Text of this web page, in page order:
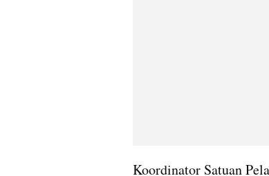
Koordinator Satuan